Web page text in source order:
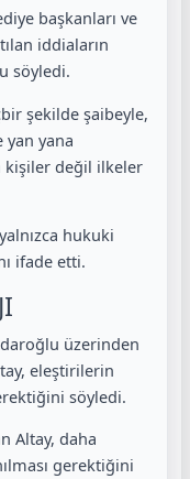
başkanları ve
iddiaların
söyledi.
şekilde şaibeyle,
yana
kişiler değil ilkeler
hukuki
ifade etti.
üzerinden
eleştirilerin
söyledi.
Altay, daha
gerektiğini